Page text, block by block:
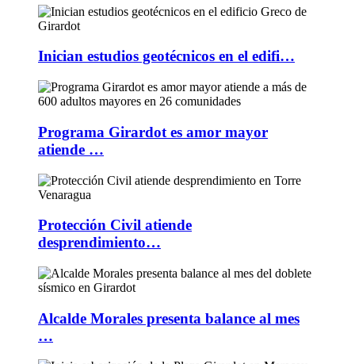
Inician estudios geotécnicos en el edifi…
Programa Girardot es amor mayor
atiende …
Protección Civil atiende
desprendimiento…
Alcalde Morales presenta balance al mes
…